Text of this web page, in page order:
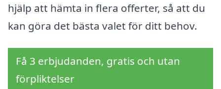
hjälp att hämta in flera offerter, så att du
kan göra det bästa valet för ditt behov.
Få 3 erbjudanden, gratis och utan
förpliktelser